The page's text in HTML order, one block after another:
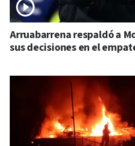
Arruabarrena respaldó a
sus decisiones en el